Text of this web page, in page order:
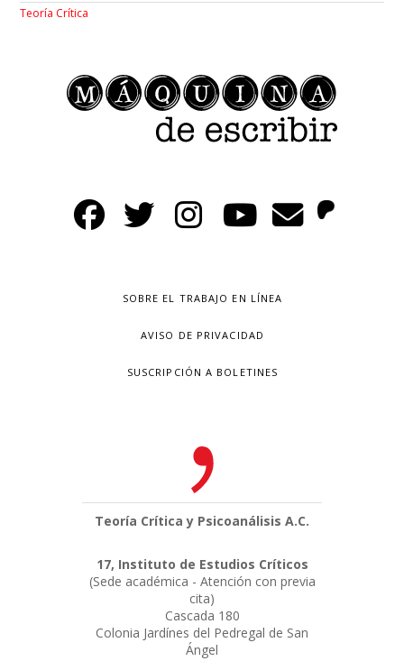
Teoría Crítica
SOBRE EL TRABAJO EN LÍNEA
AVISO DE PRIVACIDAD
SUSCRIPCIÓN A BOLETINES
Teoría Crítica y Psicoanálisis A.C.
17, Instituto de Estudios Críticos
(Sede académica - Atención con previa
cita)
Cascada 180
Colonia Jardínes del Pedregal de San
Ángel